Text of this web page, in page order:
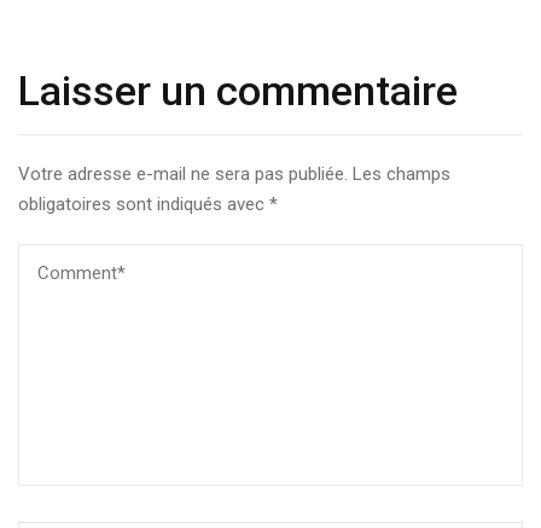
Laisser un commentaire
Votre adresse e-mail ne sera pas publiée. Les champs
obligatoires sont indiqués avec *